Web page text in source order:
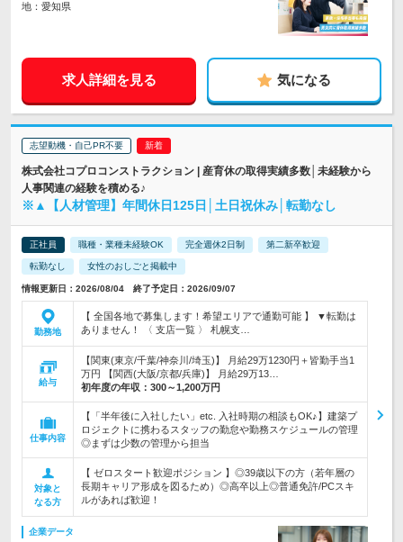
地：愛知県
求人詳細を見る 気になる
志望動機・自己PR不要
株式会社コプロコンストラクション | 産育休の取得実績多数│未経験から
人事関連の経験を積める♪
※▲【人材管理】年間休日125日│土日祝休み│転勤なし
正社員 職種・業種未経験OK 完全週休2日制 第二新卒歓迎
転勤なし 女性のおしごと掲載中
情報更新日：2026/08/04 終了予定日：2026/09/07
勤務地
【 全国各地で募集します！希望エリアで通勤可能 】 ▼転勤は
ありません！ 〈 支店一覧 〉 札幌支…
給与
【関東(東京/千葉/神奈川/埼玉)】 月給29万1230円＋皆勤手当1
万円 【関西(大阪/京都/兵庫)】 月給29万13…
初年度の年収： 300～1,200万円
仕事内容
【「半年後に入社したい」etc. 入社時期の相談もOK♪】建築プ
ロジェクトに携わるスタッフの勤怠や勤務スケジュールの管理
◎まずは少数の管理から担当
対象と
なる方
【 ゼロスタート歓迎ポジション 】◎39歳以下の方（若年層の
長期キャリア形成を図るため）◎高卒以上◎普通免許/PCスキ
ルがあれば歓迎！
企業データ